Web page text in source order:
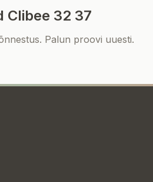
Clibee 32 37
Palun proovi uuesti.